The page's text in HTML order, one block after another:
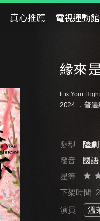
真心推薦 電視運動館
緣來
It is Your
2024 ． 普遍
類型
陸劇
發音
國語
星等
下架時間
演員 溫